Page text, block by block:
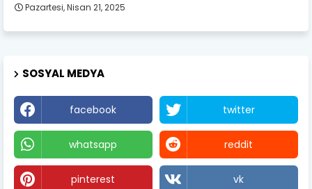
Pazartesi, Nisan 21, 2025
SOSYAL MEDYA
facebook twitter
whatsapp reddit
pinterest vk